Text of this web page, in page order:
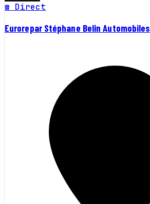
☎ Direct
Eurorepar Stéphane Belin Automobiles